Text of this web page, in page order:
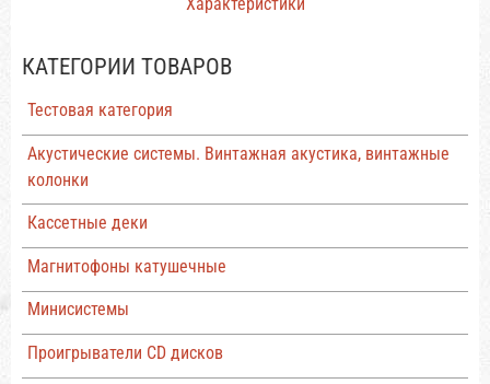
КАТЕГОРИИ ТОВАРОВ
Тестовая категория
Акустические системы. Винтажная акустика, винтажные
колонки
Кассетные деки
Магнитофоны катушечные
Минисистемы
Проигрыватели CD дисков